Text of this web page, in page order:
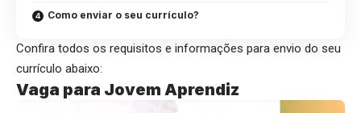
Como enviar o seu currículo?
Confira todos os requisitos e informações para envio do seu
currículo abaixo:
Vaga para Jovem Aprendiz